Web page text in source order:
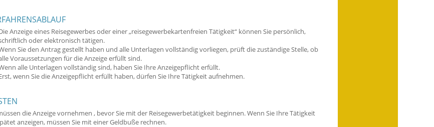
Anzeige eines Reisegewerbes oder einer „reisegewerbekartenfreien Tätigkeit“ können Sie persönlich,
oder elektronisch tätigen.
Sie den Antrag gestellt haben und alle Unterlagen vollständig vorliegen, prüft die zuständige Stelle, ob
Voraussetzungen für die Anzeige erfüllt sind.
alle Unterlagen vollständig sind, haben Sie Ihre Anzeigepflicht erfüllt.
wenn Sie die Anzeigepflicht erfüllt haben, dürfen Sie Ihre Tätigkeit aufnehmen.
die Anzeige vornehmen , bevor Sie mit der Reisegewerbetätigkeit beginnen. Wenn Sie Ihre Tätigkeit
anzeigen, müssen Sie mit einer Geldbuße rechnen.